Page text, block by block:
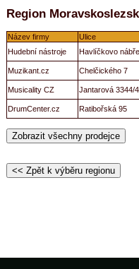
Region
Název firmy
Ulice
Hudební nástroje
Havlíčkovo
Muzikant.cz Chelčického 7
Musicality CZ Jantarová 3344/4
DrumCenter.cz Ratibořská 95